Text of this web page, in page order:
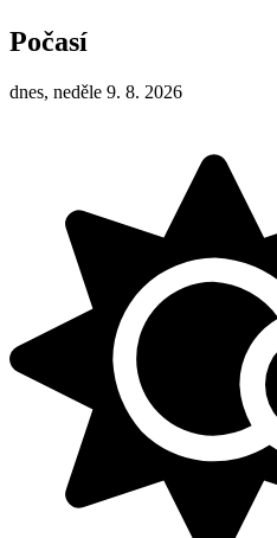
Počasí
dnes, neděle 9. 8. 2026